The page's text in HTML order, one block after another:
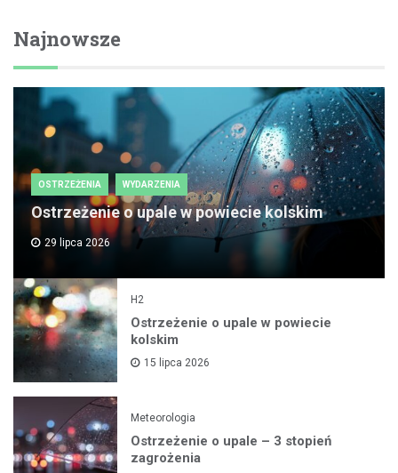
Najnowsze
OSTRZEŻENIA WYDARZENIA
Ostrzeżenie o upale w powiecie kolskim
29 lipca 2026
H2
Ostrzeżenie o upale w powiecie
kolskim
15 lipca 2026
Meteorologia
Ostrzeżenie o upale – 3 stopień
zagrożenia